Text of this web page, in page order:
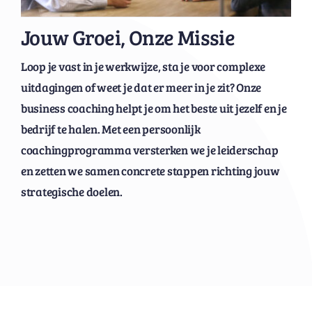
Jouw Groei, Onze Missie
Loop je vast in je werkwijze, sta je voor complexe
uitdagingen of weet je dat er meer in je zit? Onze
business coaching helpt je om het beste uit jezelf en je
bedrijf te halen. Met een persoonlijk
coachingprogramma versterken we je leiderschap
en zetten we samen concrete stappen richting jouw
strategische doelen.